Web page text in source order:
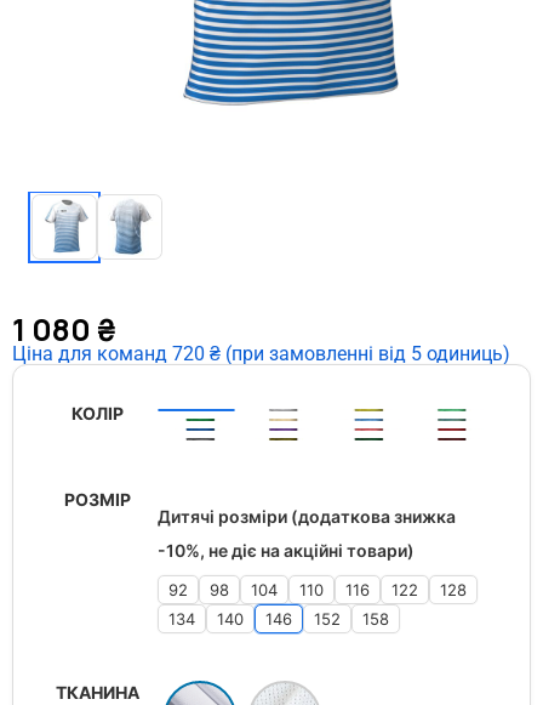
1 080 ₴
Ціна для команд 720 ₴ (при замовленні від 5 одиниць)
КОЛІР
РОЗМІР
Дитячі розміри (додаткова знижка
-10%, не діє на акційні товари)
92 98 104 110 116 122
128
134
140 146 152 158
ТКАНИНА